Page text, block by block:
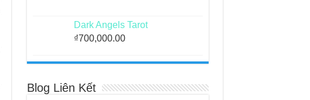
Dark Angels Tarot
₫700,000.00
Blog Liên Kết